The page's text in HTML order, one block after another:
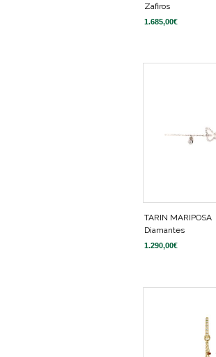
Zafiros
1.685,00€
TARIN MARIPOSA
Diamantes
1.290,00€